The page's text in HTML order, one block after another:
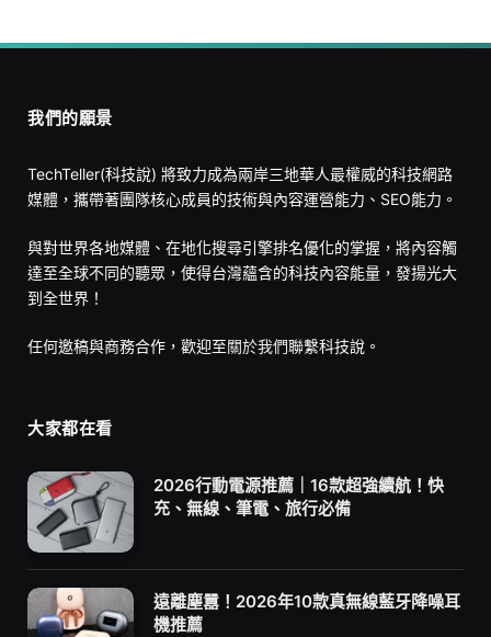
我們的願景
TechTeller(科技說) 將致力成為兩岸三地華人最權威的科技網路
媒體，攜帶著團隊核心成員的技術與內容運營能力、SEO能力。
與對世界各地媒體、在地化搜尋引擎排名優化的掌握，將內容觸
達至全球不同的聽眾，使得台灣蘊含的科技內容能量，發揚光大
到全世界！
任何邀稿與商務合作，歡迎至關於我們聯繫科技說。
大家都在看
2026行動電源推薦｜16款超強續航！快
充、無線、筆電、旅行必備
遠離塵囂！2026年10款真無線藍牙降噪耳
機推薦